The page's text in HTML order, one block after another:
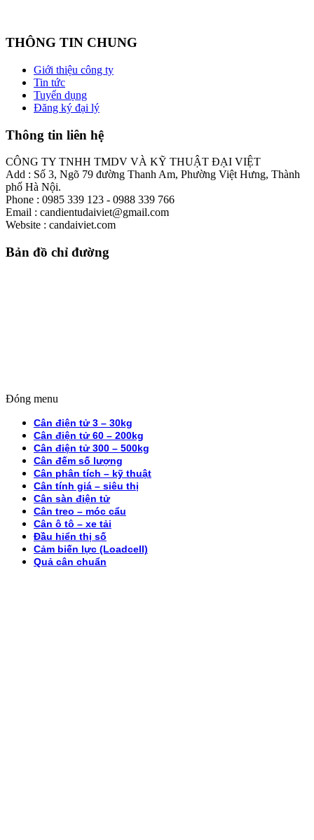
THÔNG TIN CHUNG
Giới thiệu công ty
Tin tức
Tuyển dụng
Đăng ký đại lý
Thông tin liên hệ
CÔNG TY TNHH TMDV VÀ KỸ THUẬT ĐẠI VIỆT
Add : Số 3, Ngõ 79 đường Thanh Am, Phường Việt Hưng, Thành
phố Hà Nội.
Phone : 0985 339 123 - 0988 339 766
Email : candientudaiviet@gmail.com
Website : candaiviet.com
Bản đồ chỉ đường
Đóng menu
Cân điện tử 3 – 30kg
Cân điện tử 60 – 200kg
Cân điện tử 300 – 500kg
Cân đếm số lượng
Cân phân tích – kỹ thuật
Cân tính giá – siêu thị
Cân sàn điện tử
Cân treo – móc cẩu
Cân ô tô – xe tải
Đầu hiển thị số
Cảm biến lực (Loadcell)
Quả cân chuẩn